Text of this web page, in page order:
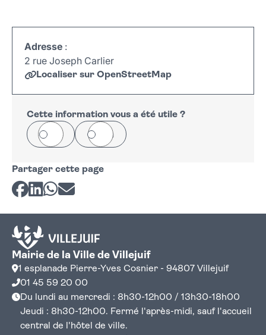
Adresse :
2 rue Joseph Carlier
Localiser sur OpenStreetMap
+
−
Leaflet
Cette information vous a été utile ?
Oui Non
Partager cette page
Partager sur Facebook
Partager sur LinkedIn
Partager sur Whatsapp
Partager par courriel
Mairie de la Ville de Villejuif
1 esplanade Pierre-Yves Cosnier - 94807 Villejuif
01 45 59 20 00
Du lundi au mercredi : 8h30-12h00 / 13h30-18h00
Jeudi : 8h30-12h00. Fermé l'après-midi, sauf l'accueil
central de l'hôtel de ville.